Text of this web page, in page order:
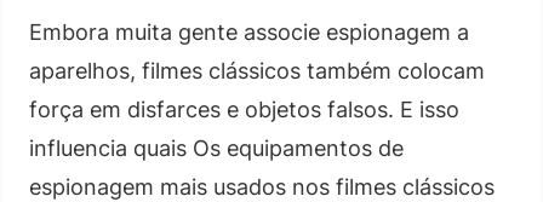
Embora muita gente associe espionagem a
aparelhos, filmes clássicos também colocam
força em disfarces e objetos falsos. E isso
influencia quais Os equipamentos de
espionagem mais usados nos filmes clássicos